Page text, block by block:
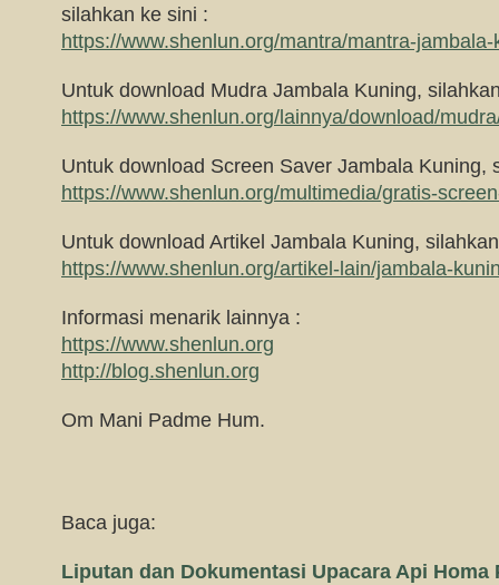
silahkan ke sini :
https://www.shenlun.org/mantra/mantra-jambala-
Untuk download Mudra Jambala Kuning,
https://www.shenlun.org/lainnya/download/
Untuk download Screen Saver Jambala Kuning,
https://www.shenlun.org/multimedia/gratis-
Untuk download Artikel Jambala Kuning,
https://www.shenlun.org/artikel-lain/jambala-
Informasi menarik lainnya :
https://www.shenlun.org
http://blog.shenlun.org
Om Mani Padme Hum.
Baca juga:
Liputan dan Dokumentasi Upacara Api Homa